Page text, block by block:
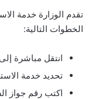
تقدم الوزارة خدمة
الخطوات التالية:
انتقل مباشرة
تحديد خدمة
اكتب رقم جواز